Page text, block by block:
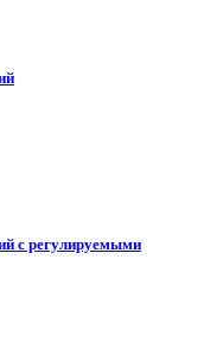
с регулируемыми